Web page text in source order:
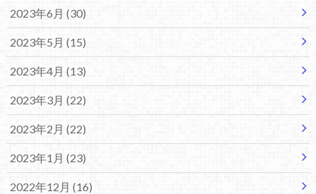
2023年6月 (30)
2023年5月 (15)
2023年4月 (13)
2023年3月 (22)
2023年2月 (22)
2023年1月 (23)
2022年12月 (16)